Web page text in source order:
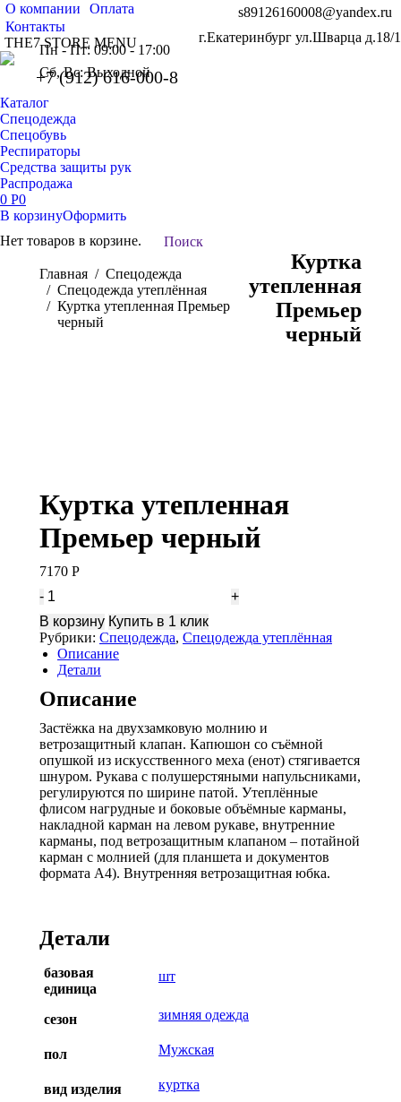
О компании
Оплата
Контакты
THE7 STORE MENU
s89126160008@yandex.ru
г.Екатеринбург ул.Шварца д.18/1
Пн - Пт: 09:00 - 17:00
Сб, Вс: Выходной
+7 (912) 616-000-8
Каталог
Спецодежда
Спецобувь
Респираторы
Средства защиты рук
Распродажа
0 Р0
В корзинуОформить
Нет товаров в корзине.
Поиск:
Поиск
Вы здесь:
Главная
Спецодежда
Спецодежда утеплённая
Куртка утепленная Премьер
черный
Куртка
утепленная
Премьер
черный
Куртка утепленная
Премьер черный
7170 Р
Количество
утепленная
Премьер
черный
В корзину Купить в 1 клик
Рубрики: Спецодежда, Спецодежда утеплённая
Описание
Детали
Описание
Застёжка на двухзамковую молнию и
ветрозащитный клапан. Капюшон со съёмной
опушкой из искусственного меха (енот) стягивается
шнуром. Рукава с полушерстяными напульсниками,
регулируются по ширине патой. Утеплённые
флисом нагрудные и боковые объёмные карманы,
накладной карман на левом рукаве, внутренние
карманы, под ветрозащитным клапаном – потайной
карман с молнией (для планшета и документов
формата А4). Внутренняя ветрозащитная юбка.
Детали
базовая
единица
шт
сезон зимняя одежда
пол Мужская
вид изделия куртка